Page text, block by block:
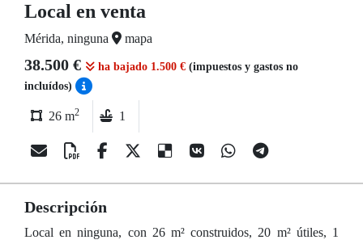
Local en venta
Mérida, ninguna mapa
38.500 € ha bajado 1.500 € (impuestos y gastos no
incluídos)
26 m2 1
Descripción
Local en ninguna, con 26 m² construidos, 20 m² útiles, 1